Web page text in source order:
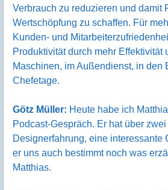
Verbrauch zu reduzieren und damit
Wertschöpfung zu schaffen. Für
Kunden- und
Produktivität durch mehr Effektivität
Maschinen, im Außendienst, in den
Chefetage.
Götz Müller: Heute habe ich
Podcast-Gespräch. Er hat über
Designerfahrung, eine interessante
er uns auch bestimmt noch was
Matthias.